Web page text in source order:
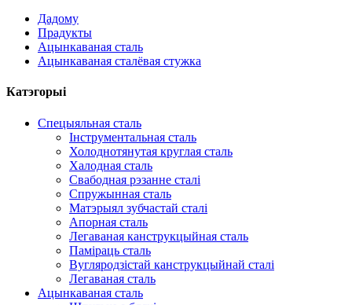
Дадому
Прадукты
Ацынкаваная сталь
Ацынкаваная сталёвая стужка
Катэгорыі
Спецыяльная сталь
Інструментальная сталь
Холоднотянутая круглая сталь
Халодная сталь
Свабодная рэзанне сталі
Спружынная сталь
Матэрыял зубчастай сталі
Апорная сталь
Легаваная канструкцыйная сталь
Паміраць сталь
Вугляродзістай канструкцыйнай сталі
Легаваная сталь
Ацынкаваная сталь